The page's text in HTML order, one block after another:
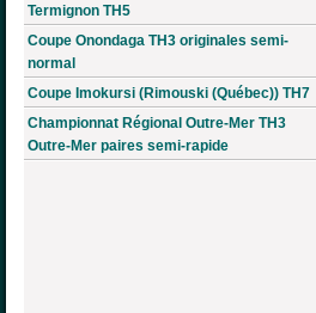
Termignon TH5
Coupe Onondaga TH3 originales semi-
normal
Coupe Imokursi (Rimouski (Québec)) TH7
Championnat Régional Outre-Mer TH3
Outre-Mer paires semi-rapide